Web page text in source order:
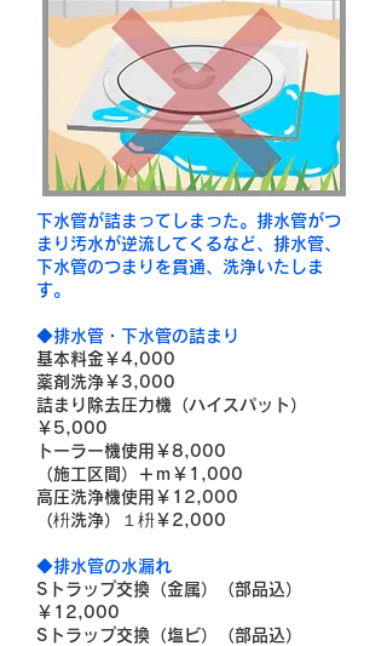
下水管が詰まってしまった。排水管がつ
まり汚水が逆流してくるなど、排水管、
下水管のつまりを貫通、洗浄いたしま
す。
◆排水管・下水管の詰まり
基本料金￥4,000
薬剤洗浄￥3,000
詰まり除去圧力機（ハイスパット）
￥5,000
トーラー機使用￥8,000
（施工区間）＋ｍ￥1,000
高圧洗浄機使用￥12,000
（枡洗浄）１枡￥2,000
◆排水管の水漏れ
Sトラップ交換（金属）（部品込）
￥12,000
Sトラップ交換（塩ビ）（部品込）